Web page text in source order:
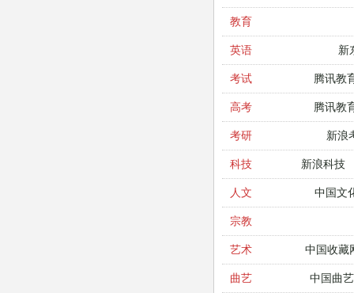
教育
英语 新
考试 腾讯教
高考 腾讯教
考研 新浪
科技 新浪科技
人文 中国文
宗教
艺术 中国收藏
曲艺 中国曲